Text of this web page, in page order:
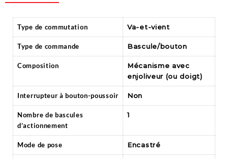
Type de commutation Va-et-vient
Type de commande Bascule/bouton
Composition
Mécanisme avec
enjoliveur (ou doigt)
Interrupteur à bouton-poussoir Non
Nombre de bascules
d’actionnement
1
Mode de pose Encastré